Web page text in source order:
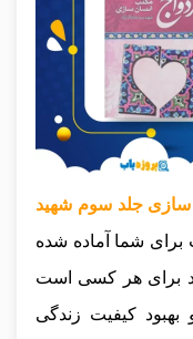
سازی جلد سوم شهید
برای شما آماده شده
برای هر کسی است
بهبود کیفیت زندگی